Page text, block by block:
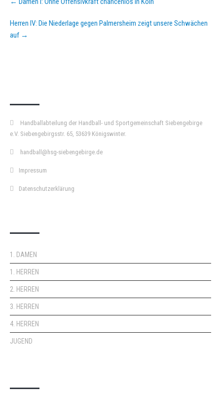
navigation
Herren IV: Die Niederlage gegen Palmersheim zeigt unsere Schwächen
auf →
Handballabteilung der Handball- und Sportgemeinschaft Siebengebirge
e.V. Siebengebirgsstr. 65, 53639 Königswinter.
handball@hsg-siebengebirge.de
Impressum
Datenschutzerklärung
1. DAMEN
1. HERREN
2. HERREN
3. HERREN
4. HERREN
JUGEND